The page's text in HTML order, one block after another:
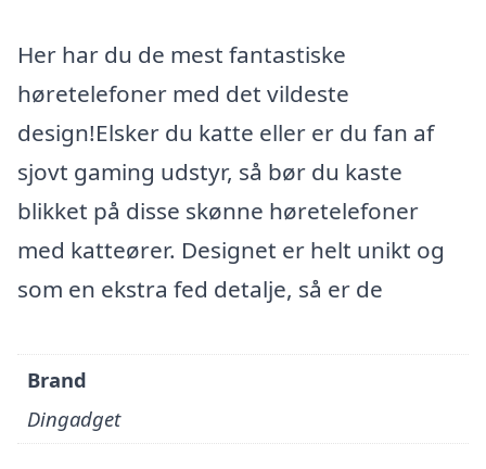
Her har du de mest fantastiske
høretelefoner med det vildeste
design!Elsker du katte eller er du fan af
sjovt gaming udstyr, så bør du kaste
blikket på disse skønne høretelefoner
med katteører. Designet er helt unikt og
som en ekstra fed detalje, så er de
Brand
Dingadget